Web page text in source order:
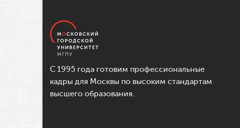
С 1995 года готовим профессиональные
кадры для Москвы по высоким стандартам
высшего образования.